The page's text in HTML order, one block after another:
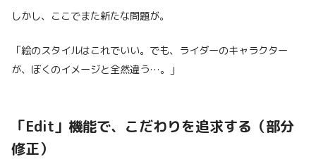
しかし、ここでまた新たな問題が。
「絵のスタイルはこれでいい。でも、ライダーのキャラクター
が、ぼくのイメージと全然違う…。」
「Edit」機能で、こだわりを追求する（部分
修正）